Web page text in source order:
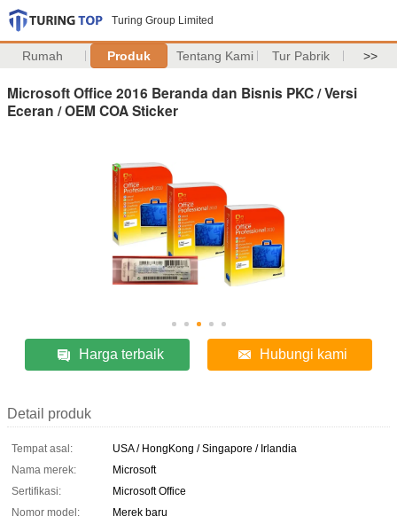
Turing Group Limited
Rumah Produk Tentang Kami Tur Pabrik >>
Microsoft Office 2016 Beranda dan Bisnis PKC / Versi
Eceran / OEM COA Sticker
Harga terbaik Hubungi kami
Detail produk
Tempat asal:
USA / HongKong / Singapore / Irlandia
Nama merek:
Microsoft
Sertifikasi:
Microsoft Office
Nomor model:
Merek baru